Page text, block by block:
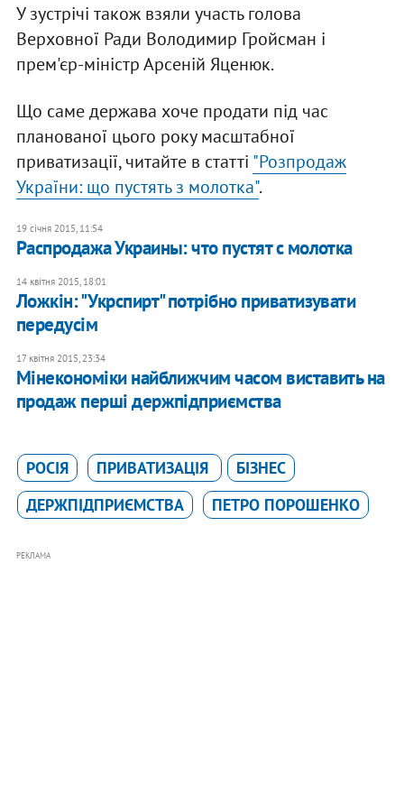
У зустрічі також взяли участь голова
Верховної Ради Володимир Гройсман і
прем'єр-міністр Арсеній Яценюк.
Що саме держава хоче продати під час
планованої цього року масштабної
приватизації, читайте в статті "Розпродаж
України: що пустять з молотка".
19 січня 2015, 11:54
Распродажа Украины: что пустят с молотка
14 квітня 2015, 18:01
Ложкін: "Укрспирт" потрібно приватизувати
передусім
17 квітня 2015, 23:34
Мінекономіки найближчим часом виставить на
продаж перші держпідприємства
РОСІЯ ПРИВАТИЗАЦІЯ
БІЗНЕС
ДЕРЖПІДПРИЄМСТВА
ПЕТРО ПОРОШЕНКО
РЕКЛАМА